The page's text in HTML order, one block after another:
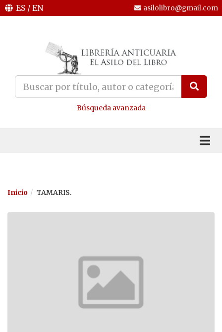
ES / EN asilolibro@gmail.com
Búsqueda avanzada
Inicio TAMARIS.